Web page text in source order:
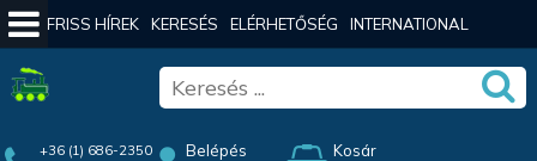
FRISS HÍREK KERESÉS ELÉRHETŐSÉG INTERNATIONAL
+36 (1) 686-2350
Belépés
Kosár